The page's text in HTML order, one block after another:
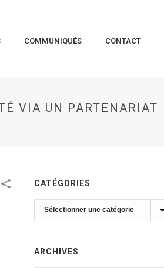
COMMUNIQUÉS CONTACT
VIA UN PARTENARIAT
CATÉGORIES
Catégories
ARCHIVES